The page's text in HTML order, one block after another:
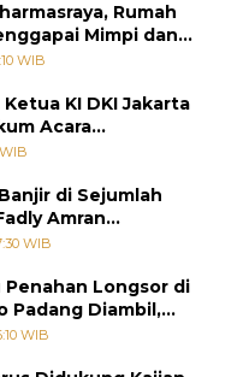
Rumah
Mimpi dan
WIB
KI DKI Jakarta
Acara
Informasi Publik
di Sejumlah
Amran
WIB
Penahan Longsor di
Padang Diambil,
Terulang
WIB